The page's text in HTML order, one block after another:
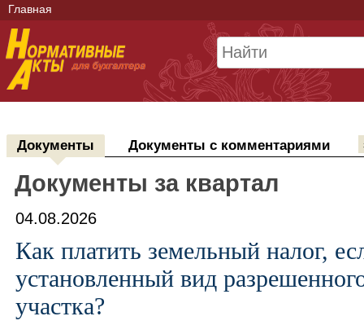
Главная
Документы Документы с комментариями
Документы за квартал
04.08.2026
Как платить земельный налог,
установленный вид
участка?